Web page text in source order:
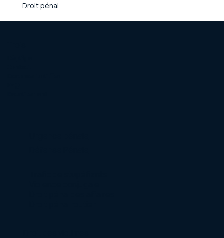
Droit pénal